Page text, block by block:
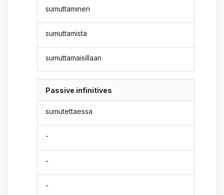
sumuttaminen
sumuttamista
sumuttamaisillaan
Passive infinitives
sumutettaessa
-
-
-